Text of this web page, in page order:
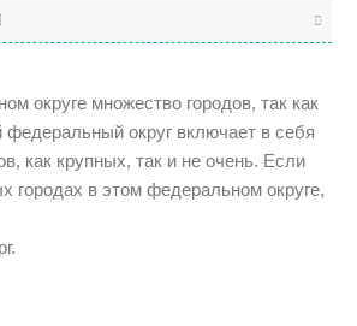
округе множество городов, так как
округ включает в себя
как крупных, так и не очень. Если
городах в этом федеральном округе,